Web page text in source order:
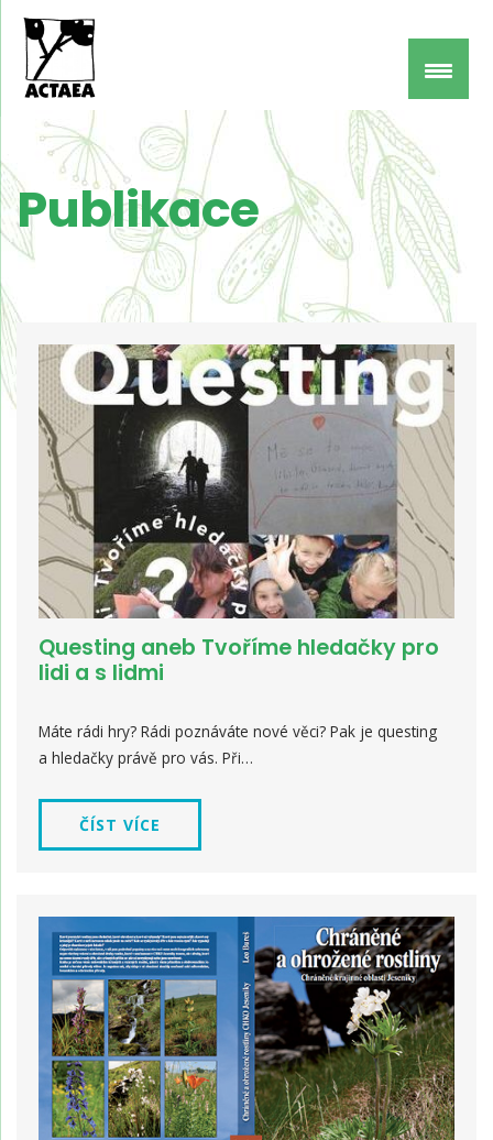
Publikace
Questing aneb Tvoříme hledačky pro
lidi a s lidmi
Máte rádi hry? Rádi poznáváte nové věci? Pak je questing
a hledačky právě pro vás. Při…
ČÍST VÍCE